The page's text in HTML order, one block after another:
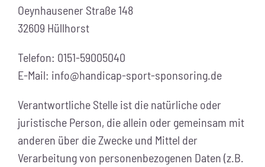
Oeynhausener Straße 148
32609 Hüllhorst
Telefon: 0151-59005040
E-Mail: info@handicap-sport-sponsoring.de
Verantwortliche Stelle ist die natürliche oder
juristische Person, die allein oder gemeinsam mit
anderen über die Zwecke und Mittel der
Verarbeitung von personenbezogenen Daten (z.B.